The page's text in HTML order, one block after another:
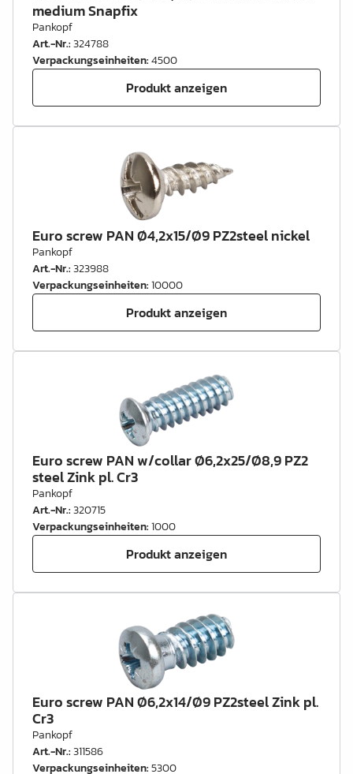
medium Snapfix
Pankopf
Art.-Nr.:324788
Verpackungseinheiten:4500
Produkt anzeigen
Euro screw PAN Ø4,2x15/Ø9 PZ2steel nickel
Pankopf
Art.-Nr.:323988
Verpackungseinheiten:10000
Produkt anzeigen
Euro screw PAN w/collar Ø6,2x25/Ø8,9 PZ2
steel Zink pl. Cr3
Pankopf
Art.-Nr.:320715
Verpackungseinheiten:1000
Produkt anzeigen
Euro screw PAN Ø6,2x14/Ø9 PZ2steel Zink pl.
Cr3
Pankopf
Art.-Nr.:311586
Verpackungseinheiten:5300